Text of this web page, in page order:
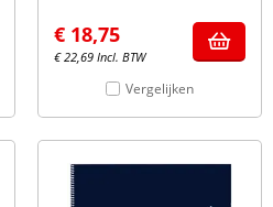
€ 18,75
€22,69 Incl. BTW
Vergelijken